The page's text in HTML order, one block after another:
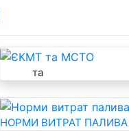
та
НОРМИ ВИТРАТ ПАЛИВА